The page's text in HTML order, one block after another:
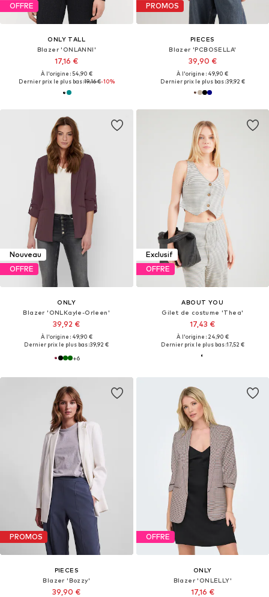
OFFRE
ONLY TALL
Blazer 'ONLANNI'
17,16 €
À l'origine : 54,90 €
Dernier prix le plus bas :19,16 €-10%
PROMOS
PIECES
Blazer 'PCBOSELLA'
39,90 €
À l'origine : 49,90 €
Dernier prix le plus bas :39,92 €
Nouveau
OFFRE
ONLY
Blazer 'ONLKayle-Orleen'
39,92 €
À l'origine : 49,90 €
Dernier prix le plus bas :39,92 €
+6
Exclusif
OFFRE
ABOUT YOU
Gilet de costume 'Thea'
17,43 €
À l'origine : 24,90 €
Dernier prix le plus bas :17,52 €
PROMOS
PIECES
Blazer 'Bozzy'
39,90 €
OFFRE
ONLY
Blazer 'ONLELLY'
17,16 €